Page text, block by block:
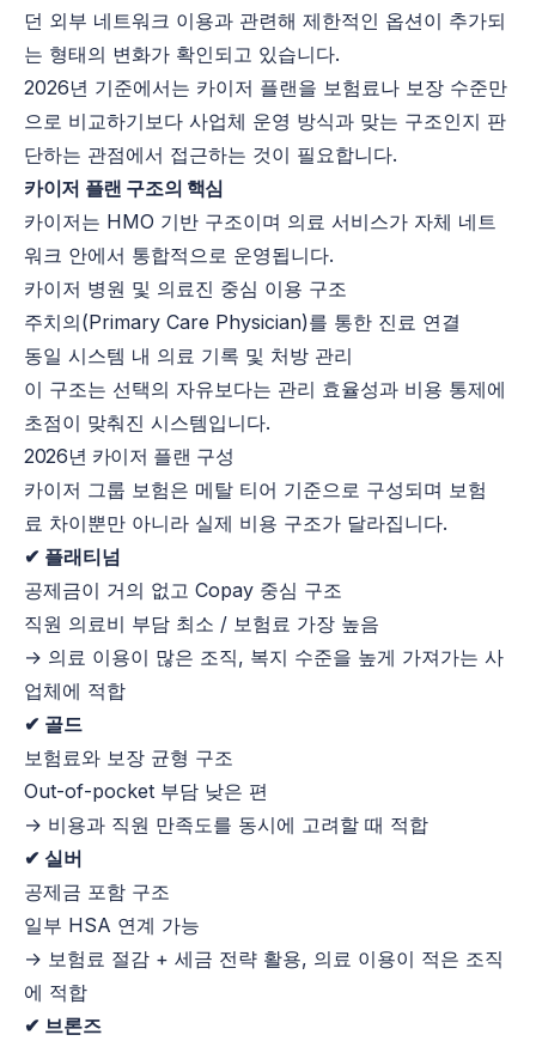
던 외부 네트워크 이용과 관련해 제한적인 옵션이 추가되
는 형태의 변화가 확인되고 있습니다.
2026년 기준에서는 카이저 플랜을 보험료나 보장 수준만
으로 비교하기보다 사업체 운영 방식과 맞는 구조인지 판
단하는 관점에서 접근하는 것이 필요합니다.
카이저 플랜 구조의 핵심
카이저는 HMO 기반 구조이며 의료 서비스가 자체 네트
워크 안에서 통합적으로 운영됩니다.
카이저 병원 및 의료진 중심 이용 구조
주치의(Primary Care Physician)를 통한 진료 연결
동일 시스템 내 의료 기록 및 처방 관리
이 구조는 선택의 자유보다는 관리 효율성과 비용 통제에
초점이 맞춰진 시스템입니다.
2026년 카이저 플랜 구성
카이저 그룹 보험은 메탈 티어 기준으로 구성되며 보험
료 차이뿐만 아니라 실제 비용 구조가 달라집니다.
✔ 플래티넘
공제금이 거의 없고 Copay 중심 구조
직원 의료비 부담 최소 / 보험료 가장 높음
→ 의료 이용이 많은 조직, 복지 수준을 높게 가져가는 사
업체에 적합
✔ 골드
보험료와 보장 균형 구조
Out-of-pocket 부담 낮은 편
→ 비용과 직원 만족도를 동시에 고려할 때 적합
✔ 실버
공제금 포함 구조
일부 HSA 연계 가능
→ 보험료 절감 + 세금 전략 활용, 의료 이용이 적은 조직
에 적합
✔ 브론즈